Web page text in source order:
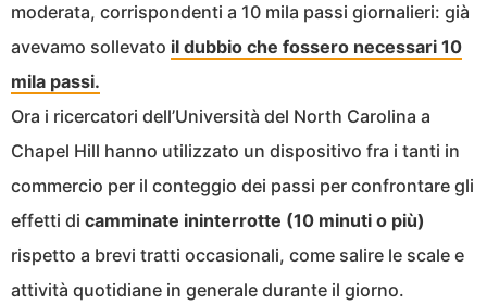
moderata, corrispondenti a 10 mila passi giornalieri: già
avevamo sollevato il dubbio che fossero necessari 10
mila passi.
Ora i ricercatori dell’Università del North Carolina a
Chapel Hill hanno utilizzato un dispositivo fra i tanti in
commercio per il conteggio dei passi per confrontare gli
effetti di camminate ininterrotte (10 minuti o più)
rispetto a brevi tratti occasionali, come salire le scale e
attività quotidiane in generale durante il giorno.